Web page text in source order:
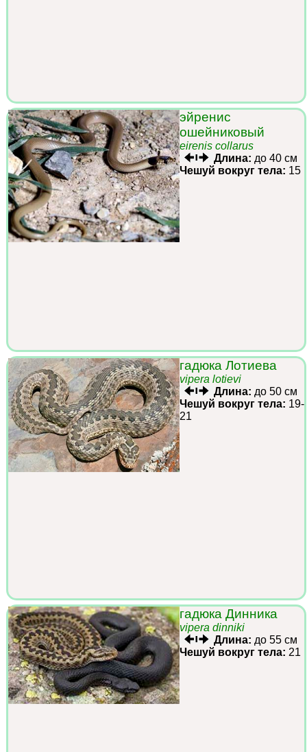
эйренис
ошейниковый
eirenis collarus
Длина: до 40 см
Чешуй вокруг тела: 15
гадюка Лотиева
vipera lotievi
Длина: до 50 см
Чешуй вокруг тела: 19-
21
гадюка Динника
vipera dinniki
Длина: до 55 см
Чешуй вокруг тела: 21